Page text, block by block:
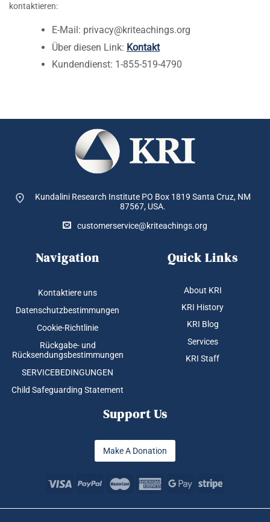
kontaktieren:
E-Mail: privacy@kriteachings.org
Über diesen Link: Kontakt
Kundendienst: 1-855-519-4790
Kundalini Research Institute PO Box 1819 Santa Cruz, NM
87567, USA.
customerservice@kriteachings.org
Navigation
Kontaktiere uns
Datenschutzbestimmungen
Cookie-Richtlinie
Rückgabe- und
Rücksendungsbestimmungen
SERVICEBEDINGUNGEN
Child Safeguarding Statement
Quick Links
About KRI
KRI History
KRI Blog
Services
KRI Staff
Support Us
Make A Donation